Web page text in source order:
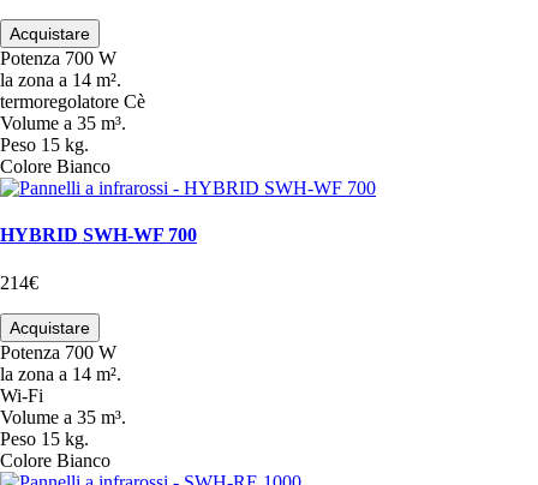
Acquistare
Potenza 700 W
la zona a 14 m².
termoregolatore Cè
Volume a 35 m³.
Peso 15 kg.
Colore Bianco
HYBRID SWH-WF 700
214€
Acquistare
Potenza 700 W
la zona a 14 m².
Wi-Fi
Volume a 35 m³.
Peso 15 kg.
Colore Bianco